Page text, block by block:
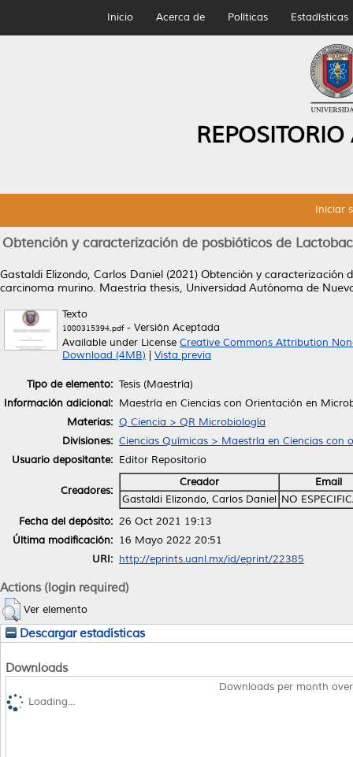
Inicio Acerca de Políticas Estadísticas
Iniciar
Obtención y caracterización de posbióticos de
Gastaldi Elizondo, Carlos Daniel (2021) Obtención y caracterización
carcinoma murino. Maestría thesis, Universidad Autónoma de
Texto
1080315394.pdf- Versión Aceptada
Available under License Creative Commons Attribution
Download (4MB)
Vista previa
Tipo de elemento: Tesis (Maestría)
Información adicional: Maestría en Ciencias con Orientación en
Materias: Q Ciencia > QR Microbiología
Divisiones: Ciencias Químicas > Maestría en Ciencias
Usuario depositante: Editor Repositorio
Creadores:
Creador
Email
Gastaldi Elizondo, Carlos Daniel NO
Fecha del depósito: 26 Oct 2021 19:13
Última modificación: 16 Mayo 2022 20:51
URI: http://eprints.uanl.mx/id/eprint/22385
Actions (login required)
Ver elemento
Descargar estadísticas
Downloads
Downloads per month
Loading...